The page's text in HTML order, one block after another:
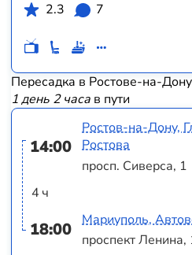
2.3
7
Пересадка в Ростове-на-
1 день 2 часав пути
14:00
4 ч
18:00
Ростов-на-Дону,
Ростова
просп. Сиверса, 1
Мариуполь,
проспект Ленина,